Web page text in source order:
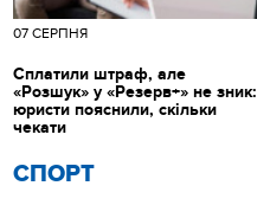
СПОРТ
07 СЕРПНЯ
Сплатили штраф, але
«Розшук» у «Резерв+» не зник:
юристи пояснили, скільки
чекати